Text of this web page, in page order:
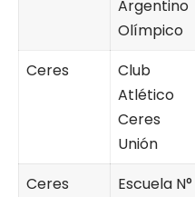
Argentino
Olímpico
Ceres
Club
Atlético
Ceres
Unión
Ceres
Escuela N°